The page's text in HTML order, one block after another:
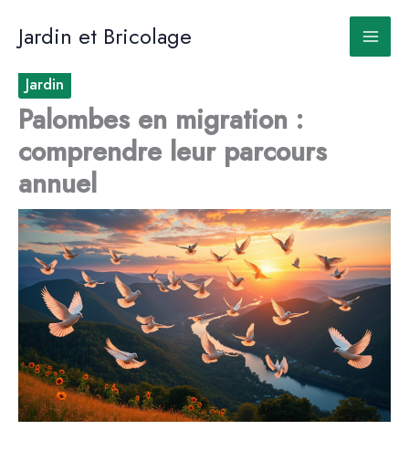
contenu
Jardin et Bricolage
Jardin
Palombes en migration :
comprendre leur parcours
annuel